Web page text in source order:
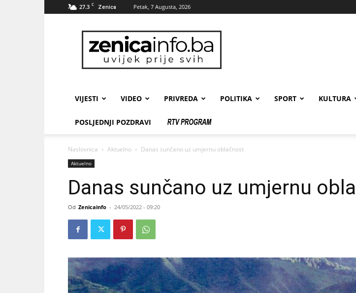
27.3 C Zenica Petak, 7 Augusta, 2026
zenicainfo.ba
VIJESTI VIDEO PRIVREDA POLITIKA SPORT KULTURA
POSLJEDNJI POZDRAVI
Naslovnica Aktuelno Danas sunčano uz umjernu oblačnost
Aktuelno
Danas sunčano uz umjernu
Od Zenicainfo - 24/05/2022 - 09:20